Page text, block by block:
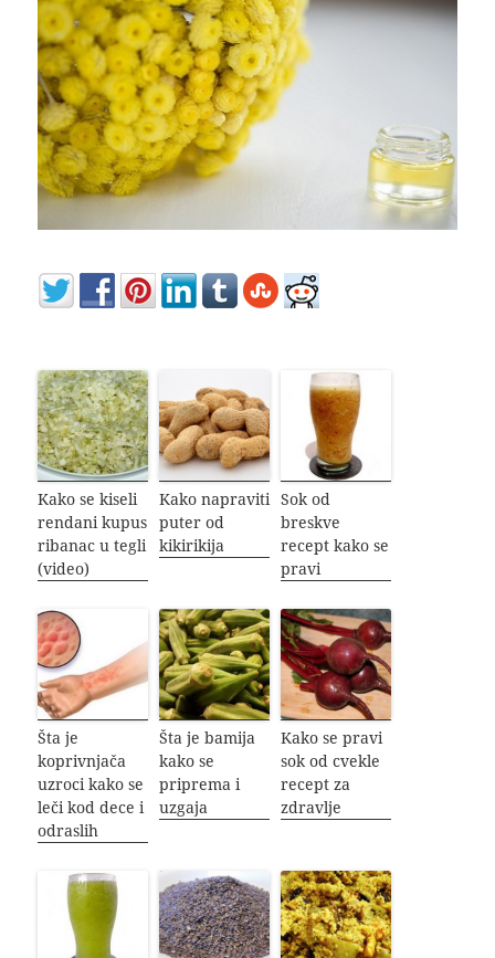
Kako se kiseli
rendani kupus
ribanac u tegli
(video)
Kako napraviti
puter od
kikirikija
Sok od
breskve
recept kako se
pravi
Šta je
koprivnjača
uzroci kako se
leči kod dece i
odraslih
Šta je bamija
kako se
priprema i
uzgaja
Kako se pravi
sok od cvekle
recept za
zdravlje